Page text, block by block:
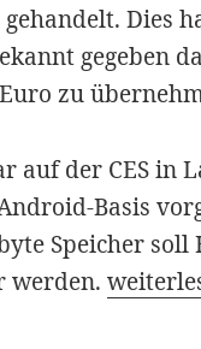
Dies
gegeben
zu
auf der CES in
Basis
Speicher soll
werden.